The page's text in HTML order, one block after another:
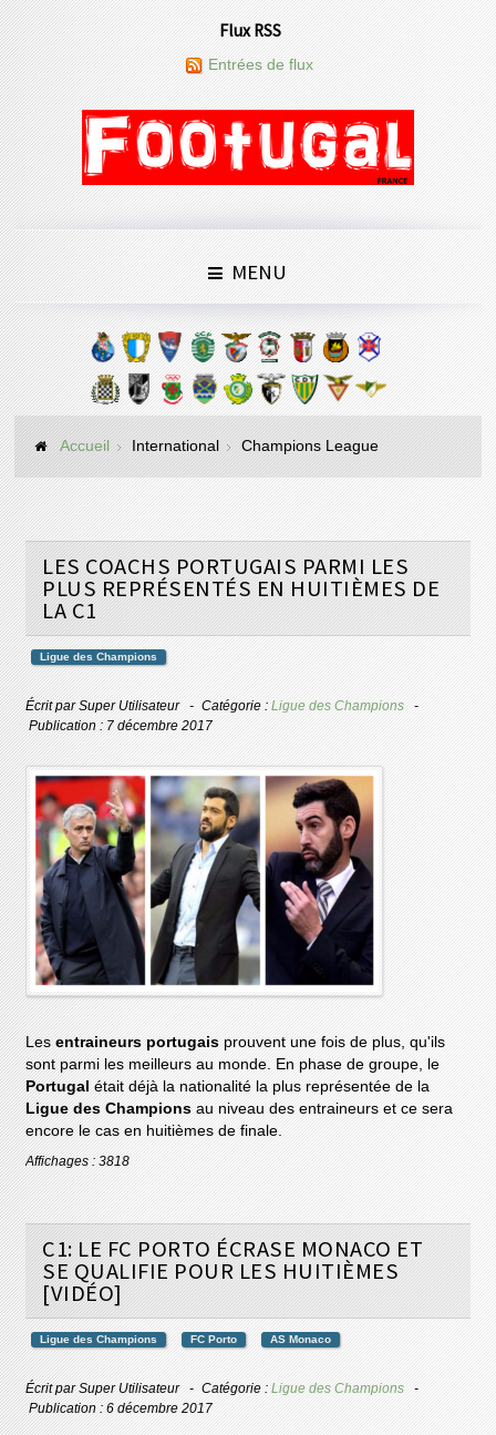
Flux RSS
Entrées de flux
MENU
Accueil International Champions League
LES COACHS PORTUGAIS PARMI LES
PLUS REPRÉSENTÉS EN HUITIÈMES DE
LA C1
Ligue des Champions
Écrit parSuper Utilisateur Catégorie :Ligue des Champions
Publication : 7 décembre 2017
Lesentraineurs portugais prouvent une fois de plus, qu'ils
sont parmi les meilleurs au monde. En phase de groupe, le
Portugalétait déjà la nationalité la plus représentée de la
Ligue des Champions au niveau des entraineurs et ce sera
encore le cas en huitièmes de finale.
Affichages : 3818
C1: LE FC PORTO ÉCRASE MONACO ET
SE QUALIFIE POUR LES HUITIÈMES
[VIDÉO]
Ligue des Champions FC Porto AS Monaco
Écrit parSuper Utilisateur Catégorie :Ligue des Champions
Publication : 6 décembre 2017